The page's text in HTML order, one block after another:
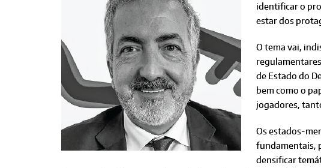
identificar o
estar dos
O tema vai,
de Estado do
bem como o
jogadores,
Os estados-
fundamentais,
densificar